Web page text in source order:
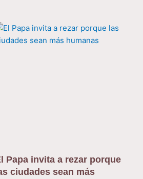
Papa invita a rezar porque
ciudades sean más